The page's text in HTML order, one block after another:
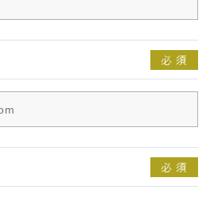
必 須
必 須